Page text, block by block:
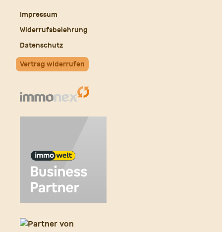
Impressum
Widerrufsbelehrung
Datenschutz
Vertrag widerrufen